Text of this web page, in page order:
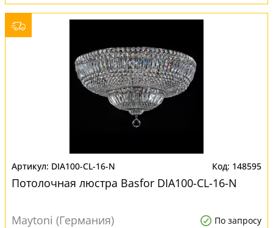
DIA100-CL-16-N 148595
Потолочная люстра Basfor DIA100-CL-16-N
Maytoni (Германия) По запросу